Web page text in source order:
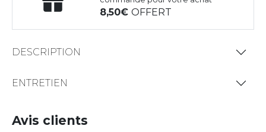
8,50OFFERT
DESCRIPTION
ENTRETIEN
Avis clients